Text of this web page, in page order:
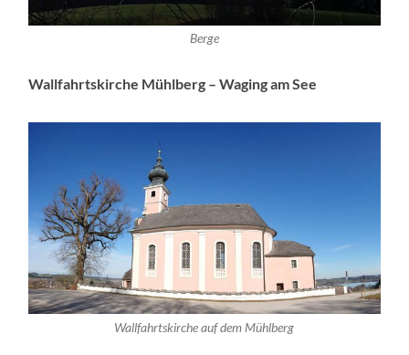
Berge
Wallfahrtskirche Mühlberg – Waging am See
Wallfahrtskirche auf dem Mühlberg